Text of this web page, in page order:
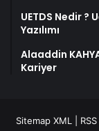
UETDS Nedir ?
Yazılımı
Alaaddin
Kariyer
Sitemap XML